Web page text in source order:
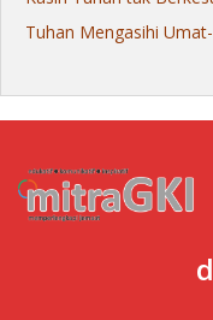
Tuhan Mengasihi